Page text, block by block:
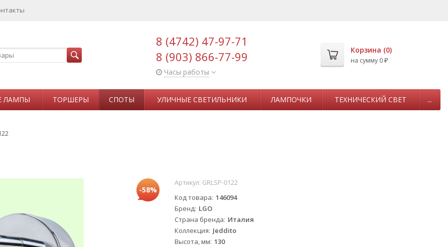
8 (4742) 47-97-71
8 (903) 866-77-99
Часы работы
Корзина (0)
на сумму 0 ₽
ЛАМПЫ ТОРШЕРЫ СПОТЫ УЛИЧНЫЕ СВЕТИЛЬНИКИ ЛАМПОЧКИ ТЕХНИЧЕСКИЙ СВЕТ ...
-58%
Артикул: GRLSP-0122
Код товара 146094
Бренд LGO
Страна бренда Италия
Коллекция Jeddito
Высота, мм 130